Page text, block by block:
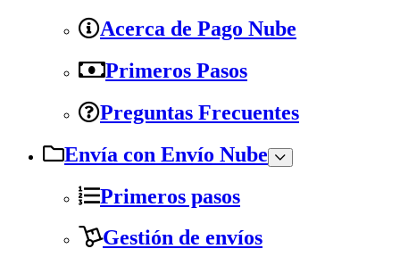
Acerca de Pago Nube
Primeros Pasos
Preguntas Frecuentes
Envía con Envío Nube
Primeros pasos
Gestión de envíos